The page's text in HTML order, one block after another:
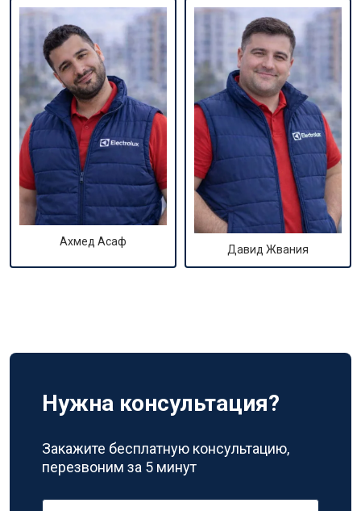
Ахмед Асаф
Давид Жвания
Нужна консультация?
Закажите бесплатную консультацию,
перезвоним за 5 минут